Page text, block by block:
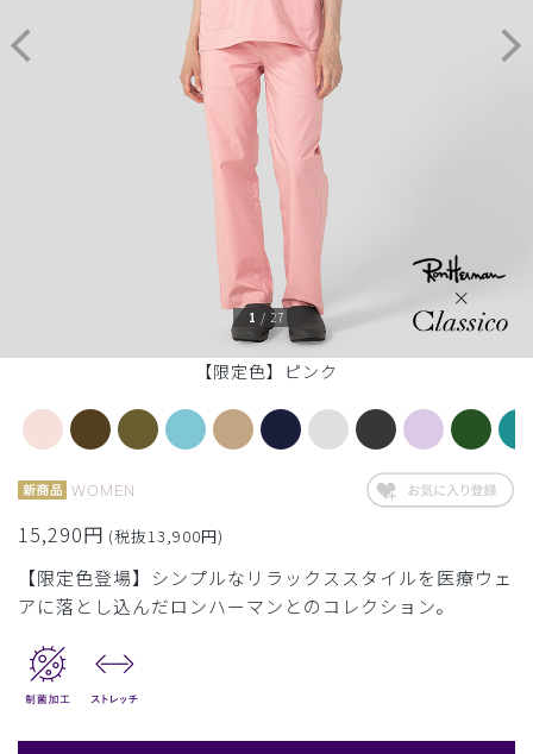
【限定色】ピンク
1 / 27
WOMEN
15,290円 (税抜13,900円)
【限定色登場】シンプルなリラックススタイルを医療ウェ
アに落とし込んだロンハーマンとのコレクション。